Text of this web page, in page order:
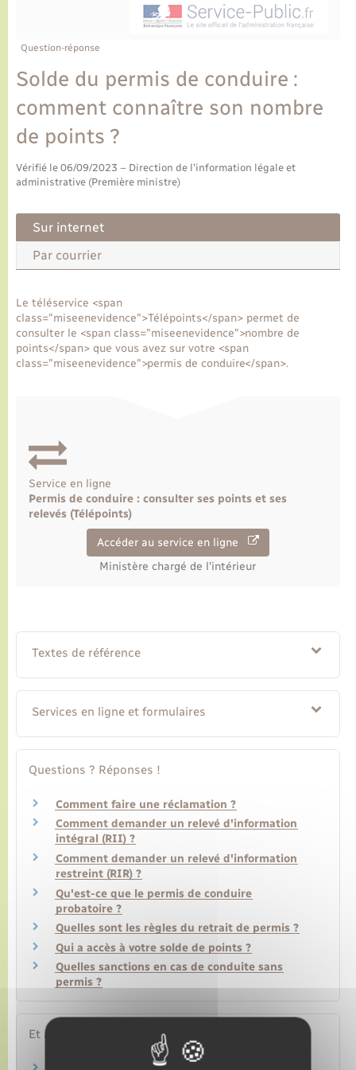
Bulletins d'informations communales
Le personnel municipal
Comment venir à Lyons-la-Forêt
Plan interactif
Présentation de la commune
Histoire et patrimoine
L’intercommunalité
Enfants – Jeunes
Social
Aide à domicile
Etat-civil - Papiers - Citoyenneté
Recensement
Logement - Urbanisme
Loisirs
Marchés de Lyons-la-Forêt
Nouvel habitant
Numérique et services - accompagnement
Organisation d’événement
Seniors
Voirie et espace public
Travaux - Autorisation d’occupation de l’espace
Question-réponse
Solde du permis de conduire :
comment connaître son nombre
de points ?
Vérifié le 06/09/2023 – Direction de l'information légale et
administrative (Première ministre)
Sur internet
Par courrier
Le téléservice <span
class="miseenevidence">Télépoints</span> permet de
consulter le <span class="miseenevidence">nombre de
points</span> que vous avez sur votre <span
class="miseenevidence">permis de conduire</span>.
Service en ligne
Permis de conduire : consulter ses points et ses
relevés (Télépoints)
Accéder au service en ligne
Ministère chargé de l'intérieur
Textes de référence
Services en ligne et formulaires
Questions ? Réponses !
Comment faire une réclamation ?
Comment demander un relevé d'information
intégral (RII) ?
Comment demander un relevé d'information
restreint (RIR) ?
Qu'est-ce que le permis de conduire
probatoire ?
Quelles sont les règles du retrait de permis ?
Qui a accès à votre solde de points ?
Quelles sanctions en cas de conduite sans
permis ?
Et aussi